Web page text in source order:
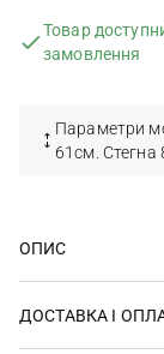
Товар
замовлення
Параметри
61см. Стегна
ОПИС
ДОСТАВКА І